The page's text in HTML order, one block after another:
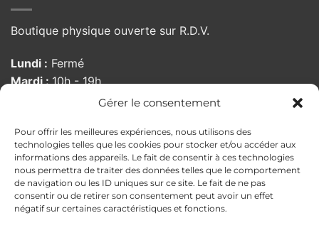
Gérer le consentement
Pour offrir les meilleures expériences, nous utilisons des
technologies telles que les cookies pour stocker et/ou accéder aux
informations des appareils. Le fait de consentir à ces technologies
nous permettra de traiter des données telles que le comportement
de navigation ou les ID uniques sur ce site. Le fait de ne pas
consentir ou de retirer son consentement peut avoir un effet
négatif sur certaines caractéristiques et fonctions.
Boutique physique ouverte sur R.D.V.
Lundi : Fermé
Mardi :10h - 19h
10h - 19h
Vendredi :10:00 - 19h
Samedi :10h - 19h
Dimanche :Fermé